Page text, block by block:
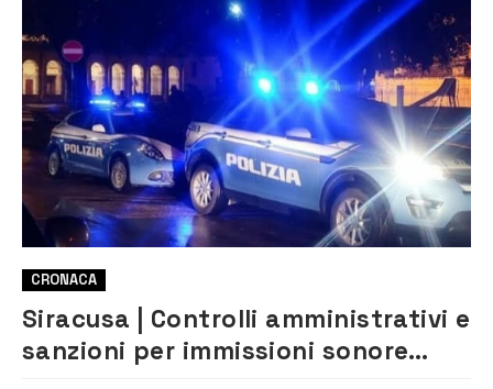
CRONACA
Siracusa | Controlli amministrativi e
sanzioni per immissioni sonore